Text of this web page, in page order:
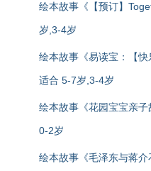
绘本故事《【预订】
岁,3-4岁
绘本故事《易读宝：【
适合 5-7岁,3-4岁
绘本故事《花园宝宝亲
0-2岁
绘本故事《毛泽东与蒋